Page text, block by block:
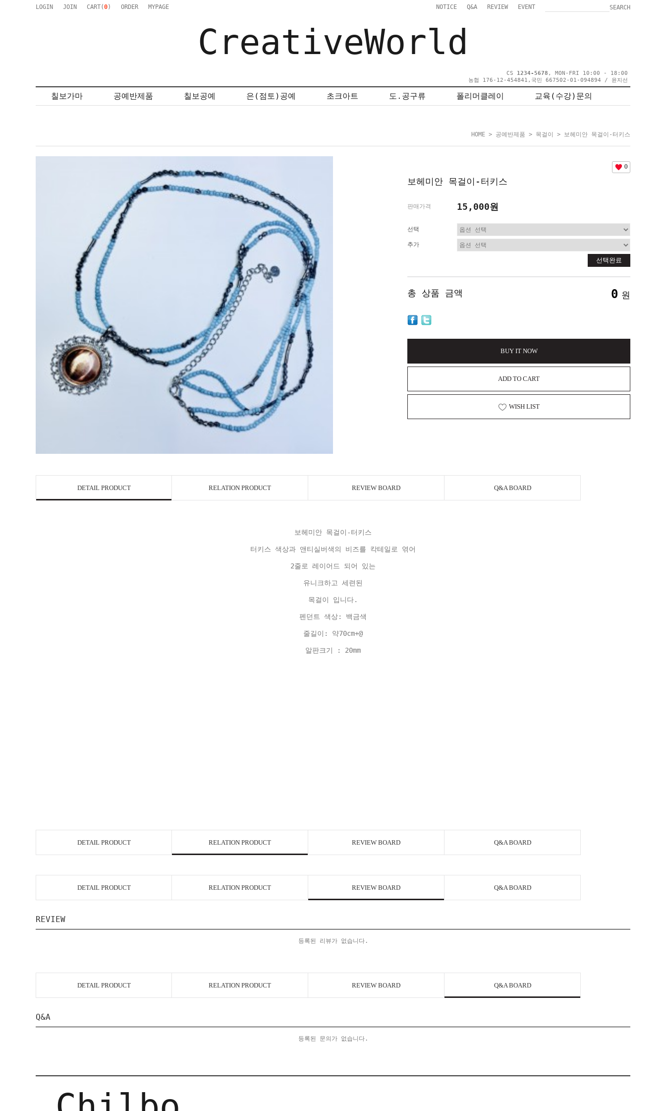
LOGIN JOIN CART(0) ORDER MYPAGE NOTICE Q&A REVIEW EVENT SEARCH
CreativeWorld
CS 1234-5678 , MON-FRI 10:00 - 18:00
농협 176-12-454841,국민 667502-01-094894 / 윤지선
칠보가마 공예반제품 칠보공예 은(점토)공예 초크아트 도.공구류 폴리머클레이 교육(수강)문의
HOME > 공예반제품 > 목걸이 > 보헤미안 목걸이-터키스
0
보헤미안 목걸이-터키스
판매가격 15,000원
선택
추가
선택완료
총 상품 금액 0 원
BUY IT NOW
ADD TO CART
WISH LIST
DETAIL PRODUCT RELATION PRODUCT REVIEW BOARD Q&A BOARD
보헤미안 목걸이-터키스
터키스 색상과 앤티실버색의 비즈를 칵테일로 엮어
2줄로 레이어드 되어 있는
유니크하고 세련된
목걸이 입니다.
펜던트 색상: 백금색
줄길이: 약70cm+@
알판크기 : 20mm
DETAIL PRODUCT RELATION PRODUCT REVIEW BOARD Q&A BOARD
DETAIL PRODUCT RELATION PRODUCT REVIEW BOARD Q&A BOARD
REVIEW
등록된 리뷰가 없습니다.
DETAIL PRODUCT RELATION PRODUCT REVIEW BOARD Q&A BOARD
Q&A
등록된 문의가 없습니다.